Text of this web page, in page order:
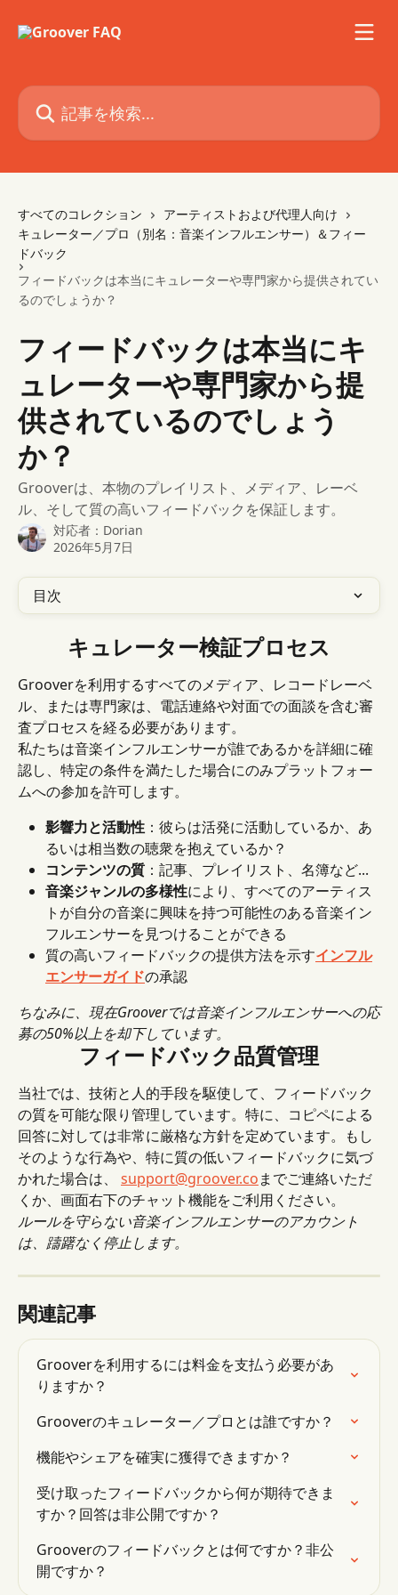
記事を検索...
すべてのコレクション
アーティストおよび代理人向け
キュレーター／プロ（別名：音楽インフルエンサー）＆フィー
ドバック
フィードバックは本当にキュレーターや専門家から提供されてい
るのでしょうか？
フィードバックは本当にキ
ュレーターや専門家から提
供されているのでしょう
か？
Grooverは、本物のプレイリスト、メディア、レーベ
ル、そして質の高いフィードバックを保証します。
対応者： Dorian
2026年5月7日
目次
キュレーター検証プロセス
Grooverを利用するすべてのメディア、レコードレーベ
ル、または専門家は、電話連絡や対面での面談を含む審
査プロセスを経る必要があります。
私たちは音楽インフルエンサーが誰であるかを詳細に確
認し、特定の条件を満たした場合にのみプラットフォー
ムへの参加を許可します。
影響力と活動性 ：彼らは活発に活動しているか、あ
るいは相当数の聴衆を抱えているか？
コンテンツの質 ：記事、プレイリスト、名簿など...
音楽ジャンルの多様性により、すべてのアーティス
トが自分の音楽に興味を持つ可能性のある音楽イン
フルエンサーを見つけることができる
質の高いフィードバックの提供方法を​​示すインフル
エンサーガイドの承認
ちなみに、現在Grooverでは音楽インフルエンサーへの応
募の50%以上を却下しています。
フィードバック品質管理
当社では、技術と人的手段を駆使して、フィードバック
の質を可能な限り管理しています。特に、コピペによる
回答に対しては非常に厳格な方針を定めています。もし
そのような行為や、特に質の低いフィードバックに気づ
かれた場合は、 support@groover.coまでご連絡いただ
くか、画面右下のチャット機能をご利用ください。
ルールを守らない音楽インフルエンサーのアカウント
は、躊躇なく停止します。
関連記事
Grooverを利用するには料金を支払う必要があ
りますか？
Grooverのキュレーター／プロとは誰ですか？
機能やシェアを確実に獲得できますか？
受け取ったフィードバックから何が期待できま
すか？回答は非公開ですか？
Grooverのフィードバックとは何ですか？非公
開ですか？